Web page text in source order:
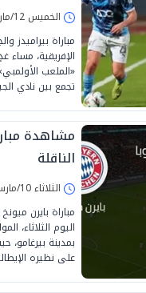
الخميس 12/مارس/2026 - 09:05 م
مباراة بيراميدز
الإفريقية، مساء
«الملعب
تجمع بين نادي
مشاهدة
الناقلة
الثلاثاء 10/مارس/2026 - 05:49 م
مباراة بايرن
بمدينة بيرغامو،
على نظيره